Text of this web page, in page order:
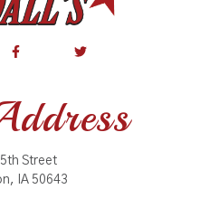
Street
IA 50643